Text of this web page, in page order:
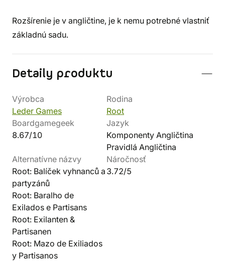
Rozšírenie je v angličtine, je k nemu potrebné vlastniť
základnú sadu.
Detaily produktu
Výrobca
Leder Games
Rodina
Root
Boardgamegeek
8.67/10
Jazyk
Komponenty Angličtina
Pravidlá Angličtina
Alternatívne názvy
Root: Balíček vyhnanců a
partyzánů
Root: Baralho de
Exilados e Partisans
Root: Exilanten &
Partisanen
Root: Mazo de Exiliados
y Partisanos
Náročnosť
3.72/5